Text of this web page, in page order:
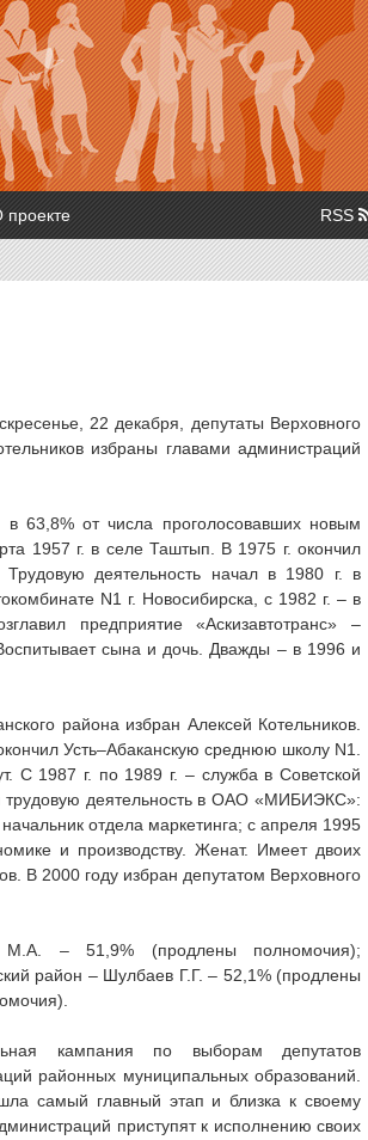
проекте RSS
22 декабря, депутаты Верховного
избраны главами администраций
63,8% от числа проголосовавших новым
1957 г. в селе Таштып. В 1975 г. окончил
деятельность начал в 1980 г. в
N1 г. Новосибирска, с 1982 г. – в
предприятие «Аскизавтотранс» –
сына и дочь. Дважды – в 1996 и
района избран Алексей Котельников.
Усть–Абаканскую среднюю школу N1.
С 1987 г. по 1989 г. – служба в Советской
трудовую деятельность в ОАО «МИБИЭКС»:
отдела маркетинга; с апреля 1995
и производству. Женат. Имеет двоих
В 2000 году избран депутатом Верховного
М.А. – 51,9% (продлены полномочия);
район – Шулбаев Г.Г. – 52,1% (продлены
кампания по выборам депутатов
районных муниципальных образований.
самый главный этап и близка к своему
приступят к исполнению своих